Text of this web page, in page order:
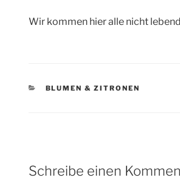
Wir kommen hier alle nicht
KATEGORIEN
BLUMEN & ZITRONEN
Schreibe einen